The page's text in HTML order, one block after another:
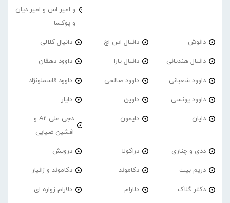
و امیر اس و امیر دیان
و پوکسا
دانوش دانیال اس اچ دانیال کلالی
دانیال هندیانی دانیال یارا داوود دهقان
داوود شعبانی داوود صالحی داوود قاسملونژاد
داوود یونسی داوین دایار
دایان دایمون
دجی علی A2 و
افشین ضیایی
ددی و چناری دراکولا درویش
دریم بیت دکاموند دکاموند و زانیار
دکتر گلاک دلارام دلارام زواره ای